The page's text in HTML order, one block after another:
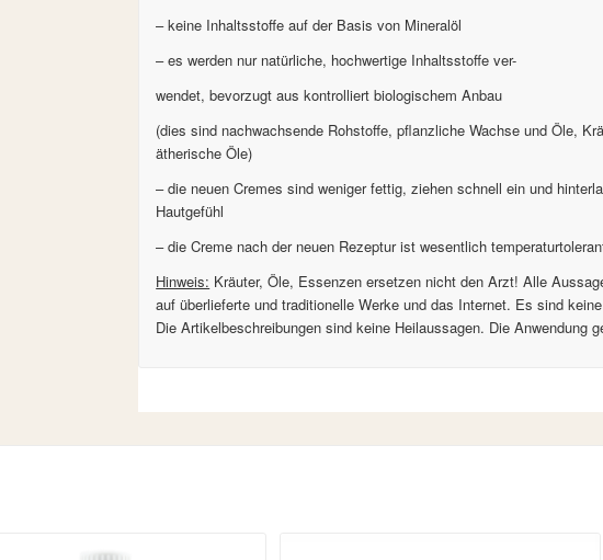
– keine Inhaltsstoffe auf der Basis von Mineralöl
– es werden nur natürliche, hochwertige Inhaltsstoffe ver-
wendet, bevorzugt aus kontrolliert biologischem Anbau
(dies sind nachwachsende Rohstoffe, pflanzliche Wachse und Öle,
ätherische Öle)
– die neuen Cremes sind weniger fettig, ziehen schnell ein und
Hautgefühl
– die Creme nach der neuen Rezeptur ist wesentlich
Hinweis: Kräuter, Öle, Essenzen ersetzen nicht den Arzt! Alle
auf überlieferte und traditionelle Werke und das Internet. Es sind
Die Artikelbeschreibungen sind keine Heilaussagen. Die Anwendung